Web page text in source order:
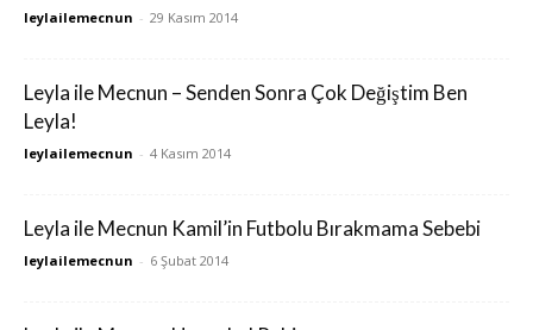
leylailemecnun - 29 Kasım 2014
Leyla ile Mecnun – Senden Sonra Çok Değiştim Ben
Leyla!
leylailemecnun - 4 Kasım 2014
Leyla ile Mecnun Kamil’in Futbolu Bırakmama Sebebi
leylailemecnun - 6 Şubat 2014